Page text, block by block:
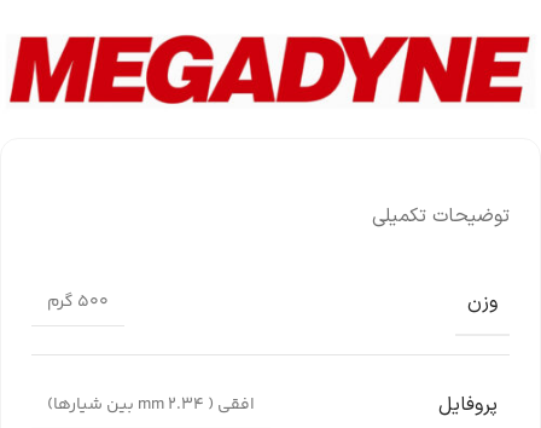
توضیحات تکمیلی
وزن 500 گرم
پروفایل افقی ( 2.34 mm بین شیارها)